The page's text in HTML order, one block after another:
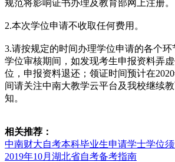
规范将影响证书办理及教育部网上注册。
2.本次学位申请不收取任何费用。
3.请按规定的时间办理学位申请的各个环
学位审核期间，如发现考生申报资料弄
位，申报资料退还；领证时间预计在
间请关注中南大教学云平台及我校继续
知。
相关推荐：
中南财大自考本科毕业生申请学士学位
2019年10月湖北省自考备考指南